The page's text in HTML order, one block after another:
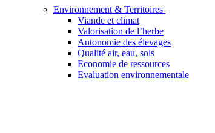
Environnement & Territoires
Viande et climat
Valorisation de l’herbe
Autonomie des élevages
Qualité air, eau, sols
Economie de ressources
Evaluation environnementale